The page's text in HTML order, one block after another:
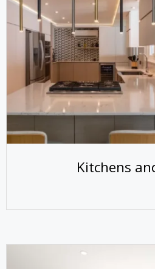
Kitchens